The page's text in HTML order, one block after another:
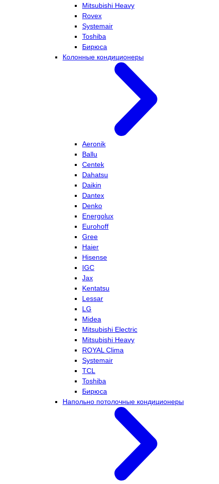
Mitsubishi Heavy
Rovex
Systemair
Toshiba
Бирюса
Колонные кондиционеры
Aeronik
Ballu
Centek
Dahatsu
Daikin
Dantex
Denko
Energolux
Eurohoff
Gree
Haier
Hisense
IGC
Jax
Kentatsu
Lessar
LG
Midea
Mitsubishi Electric
Mitsubishi Heavy
ROYAL Clima
Systemair
TCL
Toshiba
Бирюса
Напольно потолочные кондиционеры